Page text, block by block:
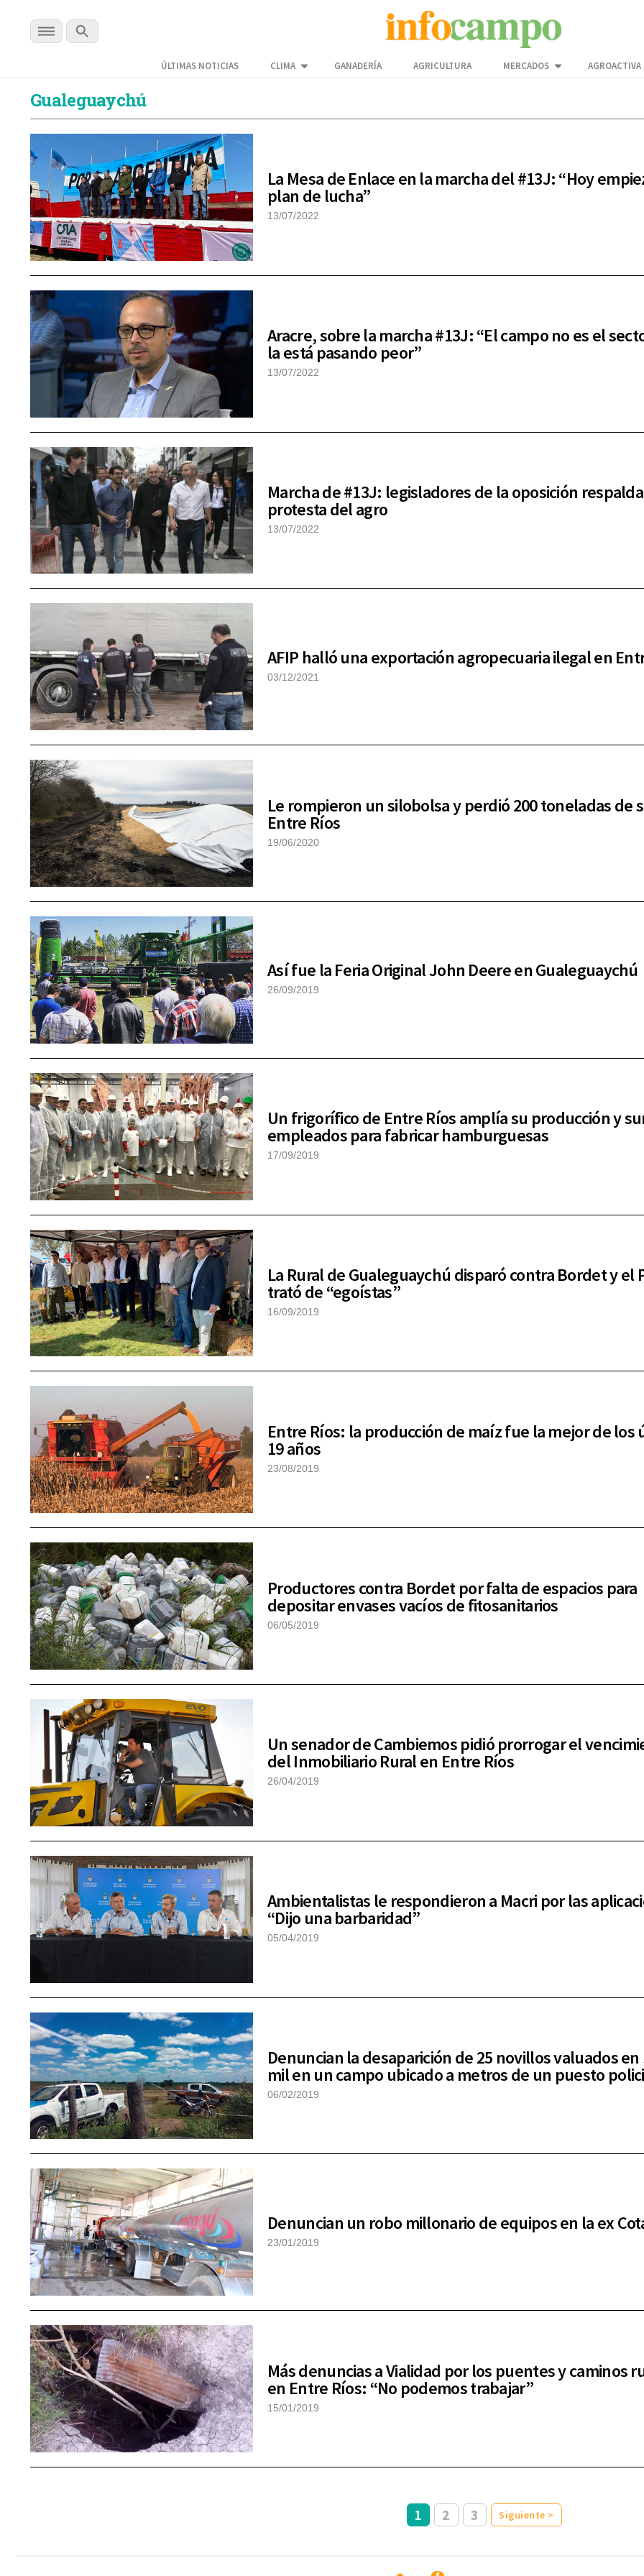
ÚLTIMAS NOTICIAS CLIMA GANADERÍA AGRICULTURA MERCADOS AGROACTIVA
Gualeguaychú
La Mesa de Enlace en la marcha del #13J: “Hoy
plan de lucha”
13/07/2022
Aracre, sobre la marcha #13J: “El campo no es el
la está pasando peor”
13/07/2022
Marcha de #13J: legisladores de la oposición
protesta del agro
13/07/2022
AFIP halló una exportación agropecuaria ilegal en
03/12/2021
Le rompieron un silobolsa y perdió 200 toneladas de
Entre Ríos
19/06/2020
Así fue la Feria Original John Deere en Gualeguaychú
26/09/2019
Un frigorífico de Entre Ríos amplía su producción y
empleados para fabricar hamburguesas
17/09/2019
La Rural de Gualeguaychú disparó contra Bordet y el
trató de “egoístas”
16/09/2019
Entre Ríos: la producción de maíz fue la mejor de los
19 años
23/08/2019
Productores contra Bordet por falta de espacios para
depositar envases vacíos de fitosanitarios
06/05/2019
Un senador de Cambiemos pidió prorrogar el
del Inmobiliario Rural en Entre Ríos
26/04/2019
Ambientalistas le respondieron a Macri por las
“Dijo una barbaridad”
05/04/2019
Denuncian la desaparición de 25 novillos valuados en
mil en un campo ubicado a metros de un puesto
06/02/2019
Denuncian un robo millonario de equipos en la ex
23/01/2019
Más denuncias a Vialidad por los puentes y caminos
en Entre Ríos: “No podemos trabajar”
15/01/2019
1 2 3 Siguiente >